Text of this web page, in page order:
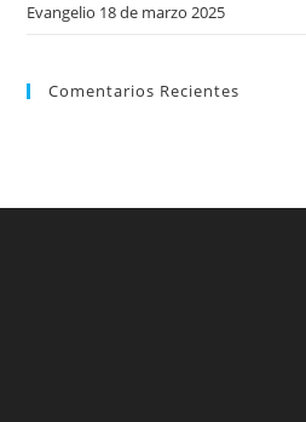
Evangelio 18 de marzo 2025
Comentarios Recientes